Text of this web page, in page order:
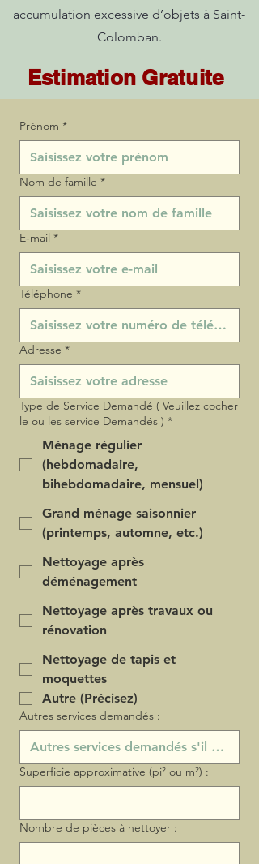
accumulation excessive d’objets à Saint-
Colomban.
Estimation Gratuite
Prénom *
Nom de famille *
E‑mail *
Téléphone *
Adresse *
Type de Service Demandé ( Veuillez cocher
le ou les service Demandés ) *
Ménage régulier
(hebdomadaire,
bihebdomadaire, mensuel)
Grand ménage saisonnier
(printemps, automne, etc.)
Nettoyage après
déménagement
Nettoyage après travaux ou
rénovation
Nettoyage de tapis et
moquettes
Autre (Précisez)
Autres services demandés :
Superficie approximative (pi² ou m²) :
Nombre de pièces à nettoyer :